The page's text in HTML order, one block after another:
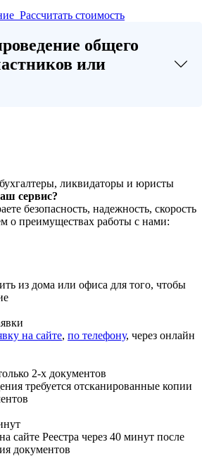
Рассчитать стоимость
общего
или
ликвидаторы и юристы
сервис?
безопасность, надежность, скорость
о преимуществах работы с нами:
из дома или офиса для того, чтобы
на сайте, по телефону, через онлайн
2-х документов
требуется отсканированные копии
сайте Реестра через 40 минут после
документов